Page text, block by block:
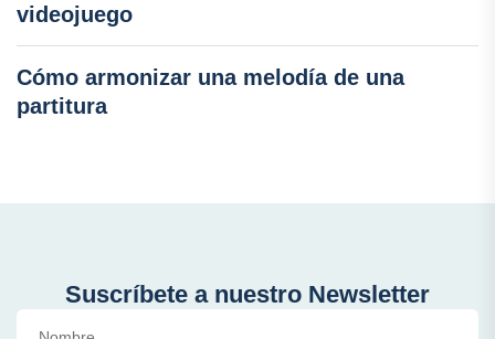
videojuego
Cómo armonizar una melodía de una
partitura
Suscríbete a nuestro Newsletter